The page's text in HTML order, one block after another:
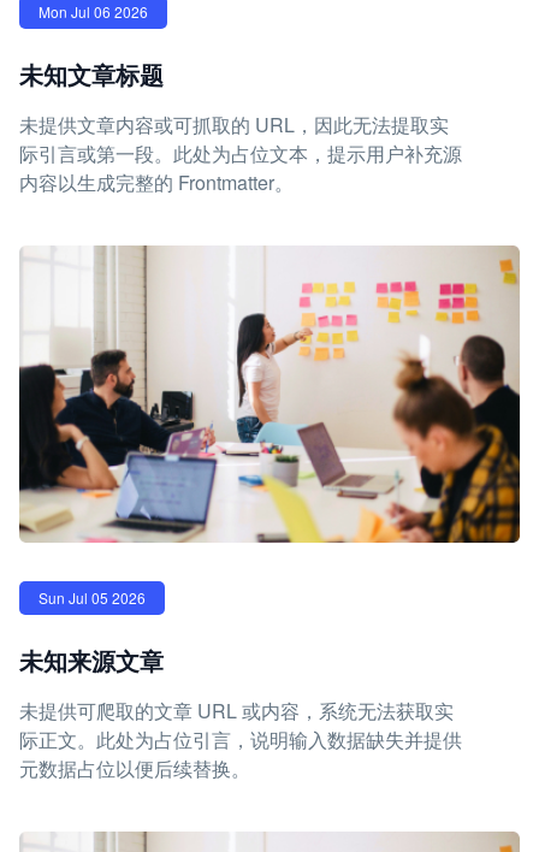
Mon Jul 06 2026
未知文章标题
未提供文章内容或可抓取的 URL，因此无法提取实
际引言或第一段。此处为占位文本，提示用户补充源
内容以生成完整的 Frontmatter。
Sun Jul 05 2026
未知来源文章
未提供可爬取的文章 URL 或内容，系统无法获取实
际正文。此处为占位引言，说明输入数据缺失并提供
元数据占位以便后续替换。